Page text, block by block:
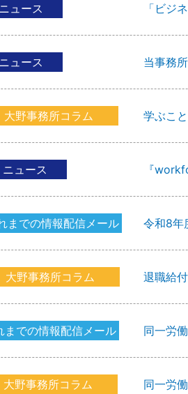
ニュース 「ビジ
ニュース 当事務
大野事務所コラム 学ぶこ
ニュース 『
までの情報配信メール 令和8年
大野事務所コラム 退職給
までの情報配信メール 同一労
大野事務所コラム 同一労